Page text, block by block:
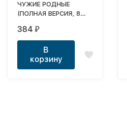
ЧУЖИЕ РОДНЫЕ
(ПОЛНАЯ ВЕРСИЯ, 8
384 ₽
В
корзину